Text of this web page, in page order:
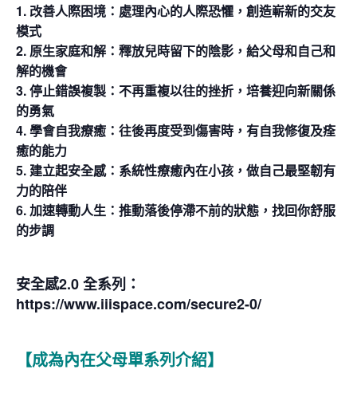
1. 改善人際困境：處理內心的人際恐懼，創造嶄新的交友
模式
2. 原生家庭和解：釋放兒時留下的陰影，給父母和自己和
解的機會
3. 停止錯誤複製：不再重複以往的挫折，培養迎向新關係
的勇氣
4. 學會自我療癒：往後再度受到傷害時，有自我修復及痊
癒的能力
5. 建立起安全感：系統性療癒內在小孩，做自己最堅韌有
力的陪伴
6. 加速轉動人生：推動落後停滯不前的狀態，找回你舒服
的步調
安全感2.0 全系列：
https://www.iiispace.com/secure2-0/
【成為內在父母單系列介紹】